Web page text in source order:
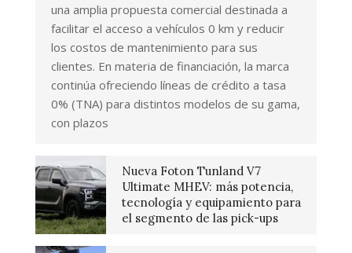
una amplia propuesta comercial destinada a
facilitar el acceso a vehículos 0 km y reducir
los costos de mantenimiento para sus
clientes. En materia de financiación, la marca
continúa ofreciendo líneas de crédito a tasa
0% (TNA) para distintos modelos de su gama,
con plazos
Nueva Foton Tunland V7
Ultimate MHEV: más potencia,
tecnología y equipamiento para
el segmento de las pick-ups